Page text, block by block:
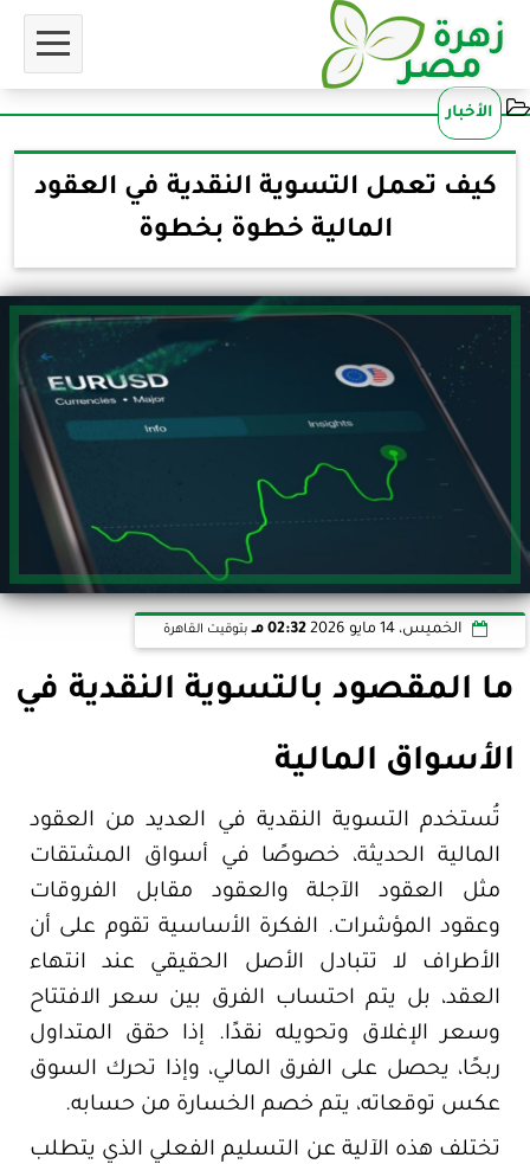
الأخبار
كيف تعمل التسوية النقدية في العقود
المالية خطوة بخطوة
الخميس، 14 مايو 2026 02:32 مـ بتوقيت القاهرة
ما المقصود بالتسوية النقدية في
الأسواق المالية
تُستخدم التسوية النقدية في العديد من العقود
المالية الحديثة، خصوصًا في أسواق المشتقات
مثل العقود الآجلة والعقود مقابل الفروقات
وعقود المؤشرات. الفكرة الأساسية تقوم على أن
الأطراف لا تتبادل الأصل الحقيقي عند انتهاء
العقد، بل يتم احتساب الفرق بين سعر الافتتاح
وسعر الإغلاق وتحويله نقدًا. إذا حقق المتداول
ربحًا، يحصل على الفرق المالي، وإذا تحرك السوق
عكس توقعاته، يتم خصم الخسارة من حسابه.
تختلف هذه الآلية عن التسليم الفعلي الذي يتطلب